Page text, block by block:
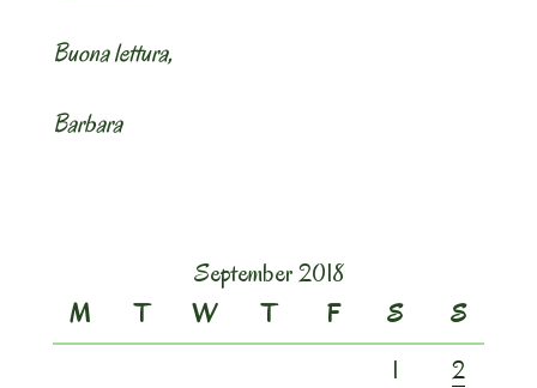
Buona lettura,
Barbara
September 2018
M
T W T F S
S
1
2